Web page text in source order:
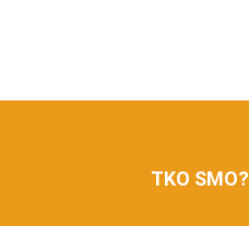
TKO SMO?